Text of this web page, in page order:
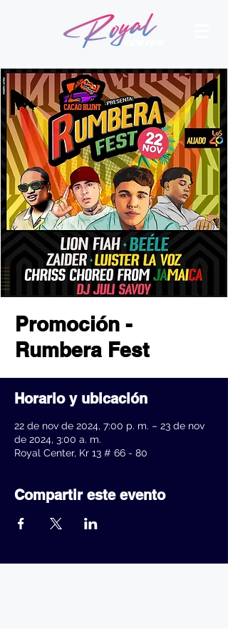
Promoción -
Rumbera Fest
Horario y ubicación
22 de nov de 2024, 7:00 p. m. – 23 de nov
de 2024, 3:00 a. m.
Royal Center, Kr 13 # 66 - 80
Compartir este evento